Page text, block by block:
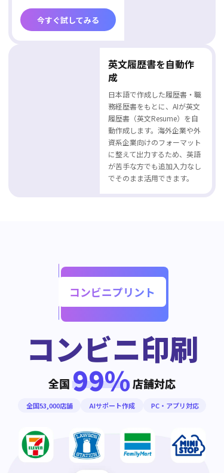
今すぐ試してみる
英文履歴書を自動作
成
日本語で作成した履歴書・職
務経歴書をもとに、AIが英文
履歴書（英文Resume）を自
動作成します。海外企業や外
資系企業向けのフォーマット
に整えて出力するため、英語
が苦手な方でも追加入力なし
でそのまま活用できます。
コンビニプリント
コンビニ印刷
全国99%店舗対応
全国53,000店舗 AIサポート作成 PC・アプリ対応